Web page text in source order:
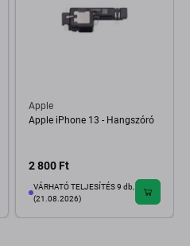
Apple
Apple iPhone 13 - Hangszóró
2 800 Ft
VÁRHATÓ TELJESÍTÉS 9 db,
(21.08.2026)